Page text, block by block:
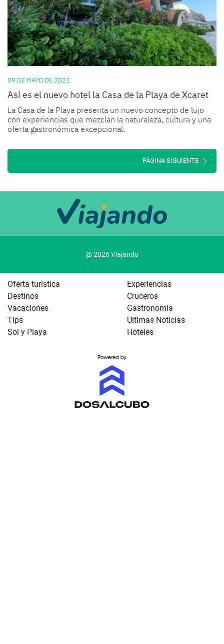
09 DE MAYO DE 2022
Así es el nuevo hotel la Casa de la Playa de Xcaret
La Casa de la Playa presenta un nuevo concepto de lujo
con experiencias que mezclan la naturaleza, cultura y una
oferta gastronómica excepcional.
PÁGINA SIGUIENTE
@ 2026 Viajando
Oferta turística
Destinos
Vacaciones
Tips
Sol y Playa
Experiencias
Cruceros
Gastronomía
Ultimas Noticias
Hoteles